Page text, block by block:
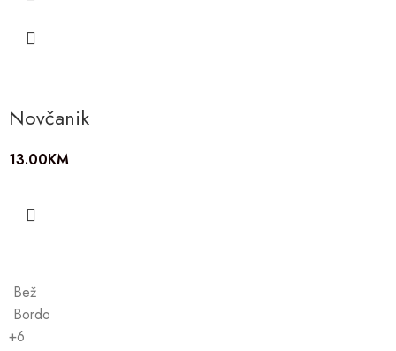
Novčanik
13.00KM
Bež
Bordo
+6